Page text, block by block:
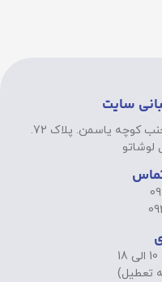
سایت
خیابان حافظ. خیابان نوفل لوشاتو. جنب کوچه یاسمن. پلاک 72.
لوشاتو
تعطیل)